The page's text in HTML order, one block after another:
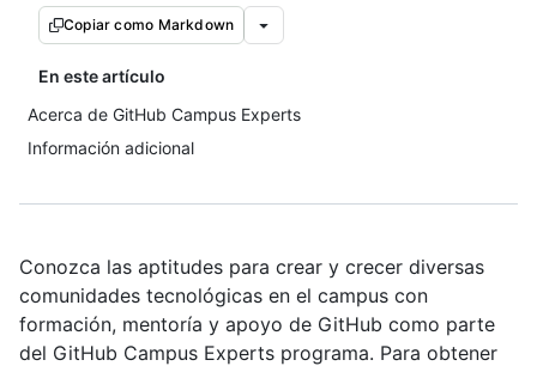
Copiar como Markdown
En este artículo
Acerca de GitHub Campus Experts
Información adicional
Conozca las aptitudes para crear y crecer diversas
comunidades tecnológicas en el campus con
formación, mentoría y apoyo de GitHub como parte
del GitHub Campus Experts programa. Para obtener